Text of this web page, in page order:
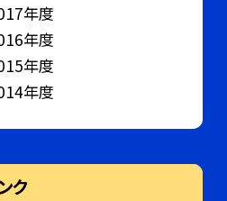
年度
年度
年度
年度
ク